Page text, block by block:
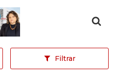
inicial
Filtrar